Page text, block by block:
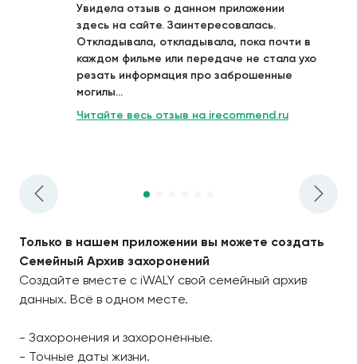
Увидела отзыв о данном приложении
здесь на сайте. Заинтересовалась.
Откладывала, откладывала, пока почти в
каждом фильме или передаче не стала ухо
резать информация про заброшенные
могилы...
Читайте весь отзыв на irecommend.ru
Только в нашем приложении вы можете создать
Семейный Архив захоронений
Создайте вместе с iWALY свой семейный архив
данных. Всё в одном месте.
- Захоронения и захороненные.
- Точные даты жизни.